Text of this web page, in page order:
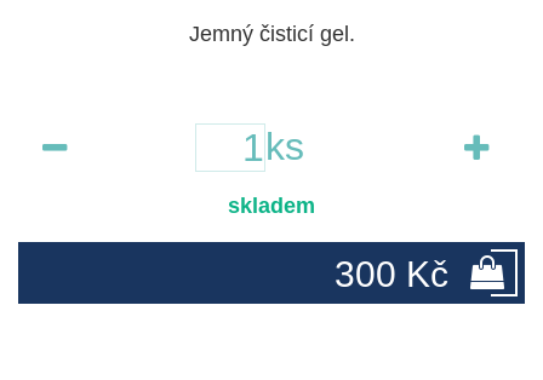
Jemný čisticí gel.
ks
skladem
300 Kč